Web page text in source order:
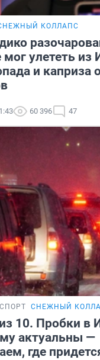
КОЛЛАПС
улететь из
и каприза
60 396 47
СНЕЖНЫЙ
10. Пробки в
актуальны —
где